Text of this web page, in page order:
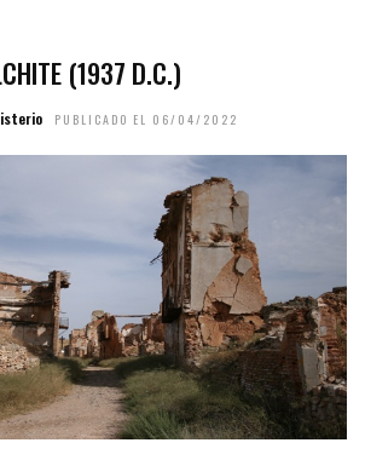
(1937 D.C.)
PUBLICADO EL 06/04/2022